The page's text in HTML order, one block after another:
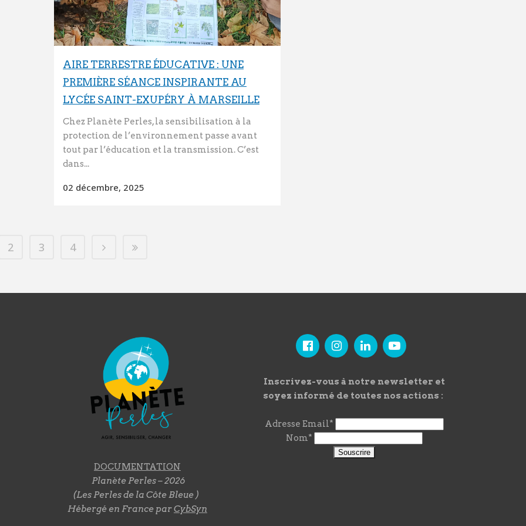
AIRE TERRESTRE ÉDUCATIVE : UNE
PREMIÈRE SÉANCE INSPIRANTE AU
LYCÉE SAINT-EXUPÉRY À MARSEILLE
Chez Planète Perles, la sensibilisation à la
protection de l’environnement passe avant
tout par l’éducation et la transmission. C’est
dans...
02 décembre, 2025
2 3 4
DOCUMENTATION
Planète Perles – 2026
(Les Perles de la Côte Bleue )
Hébergé en France parCybSyn
Inscrivez-vous à notre newsletter et
soyez informé de toutes nos actions :
Adresse Email*
Nom*